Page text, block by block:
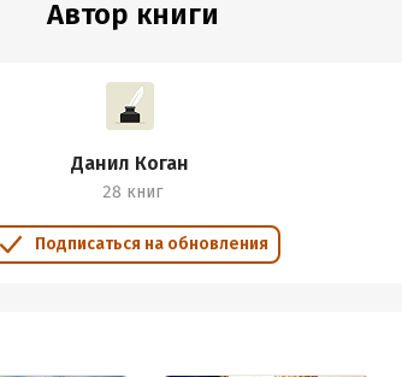
Автор книги
Данил Коган
28 книг
Подписаться на обновления